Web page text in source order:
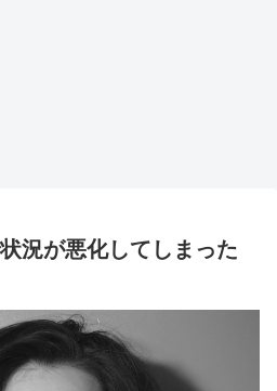
況が悪化してしまった